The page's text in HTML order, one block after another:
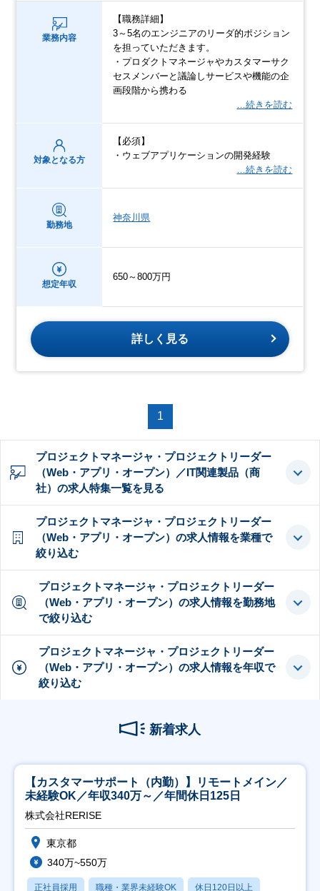
業務内容
【職務詳細】
3～5名のエンジニアのリーダ的ポジション
を担っていただきます。
・プロダクトマネージャやカスタマーサク
セスメンバーと議論しサービスや機能の企
画段階から携わる
…続きを読む
対象となる方
【必須】
・ウェブアプリケーションの開発経験
…続きを読む
勤務地
神奈川県
想定年収
650～800万円
詳しく見る
1
プロジェクトマネージャ・プロジェクトリーダー
（Web・アプリ・オープン）／IT関連製品（商
社）の求人特集一覧を見る
プロジェクトマネージャ・プロジェクトリーダー
（Web・アプリ・オープン）の求人情報を業種で
絞り込む
プロジェクトマネージャ・プロジェクトリーダー
（Web・アプリ・オープン）の求人情報を勤務地
で絞り込む
プロジェクトマネージャ・プロジェクトリーダー
（Web・アプリ・オープン）の求人情報を年収で
絞り込む
新着求人
【カスタマーサポート（内勤）】リモートメイン／
未経験OK／年収340万～／年間休日125日
株式会社RERISE
東京都
340万~550万
正社員採用 職種・業界未経験OK 休日120日以上